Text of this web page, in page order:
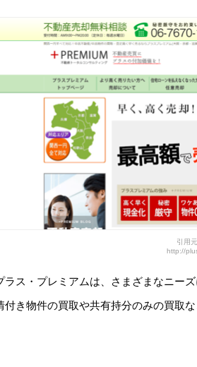
引用
http://
ラス・プレミアムは、さまざまなニー
付き物件の買取や共有持分のみの買取